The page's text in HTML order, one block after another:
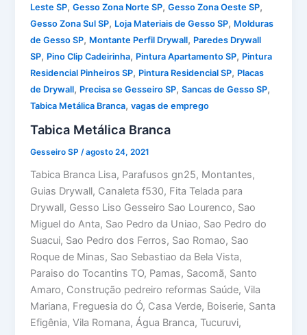
Leste SP,Gesso Zona Norte SP,Gesso Zona Oeste SP,
Gesso Zona Sul SP, Loja Materiais de Gesso SP, Molduras
de Gesso SP, Montante Perfil Drywall, Paredes Drywall
SP, Pino Clip Cadeirinha, Pintura Apartamento SP, Pintura
Residencial Pinheiros SP, Pintura Residencial SP, Placas
de Drywall, Precisa se Gesseiro SP,Sancas de Gesso SP,
Tabica Metálica Branca,vagas de emprego
Tabica Metálica Branca
Gesseiro SP /agosto 24, 2021
Tabica Branca Lisa, Parafusos gn25, Montantes,
Guias Drywall, Canaleta f530, Fita Telada para
Drywall, Gesso Liso Gesseiro Sao Lourenco, Sao
Miguel do Anta, Sao Pedro da Uniao, Sao Pedro do
Suacui, Sao Pedro dos Ferros, Sao Romao, Sao
Roque de Minas, Sao Sebastiao da Bela Vista,
Paraiso do Tocantins TO, Pamas, Sacomã, Santo
Amaro, Construção pedreiro reformas Saúde, Vila
Mariana, Freguesia do Ó, Casa Verde, Boiserie, Santa
Efigênia, Vila Romana, Água Branca, Tucuruvi,